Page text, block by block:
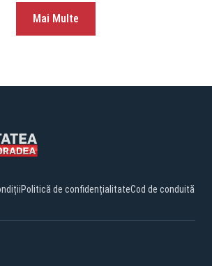
Mai Multe
Politică de confidențialitateCod de conduită